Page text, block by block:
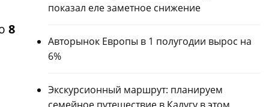
8
показал еле заметное снижение
Авторынок Европы в 1 полугодии вырос на
6%
Экскурсионный маршрут: планируем